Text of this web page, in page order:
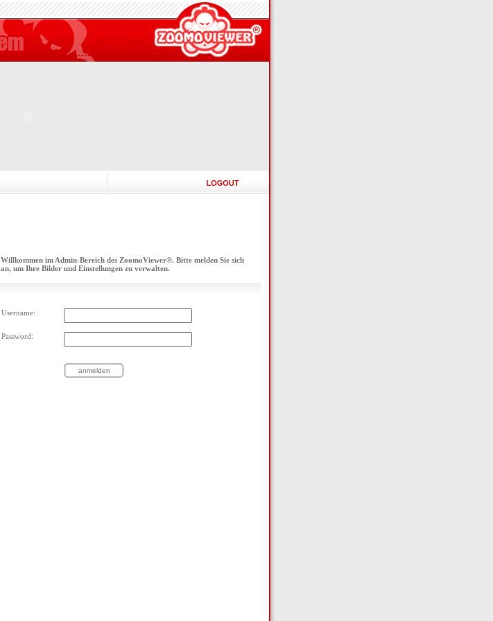
Willkommen im Admin-Bereich des ZoomoViewer®. Bitte melden Sie sich
an, um Ihre Bilder und Einstellungen zu verwalten.
Username:
Password: